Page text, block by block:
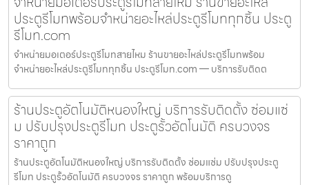
ประตูรีโมทพร้อมจำหน่ายอะไหล่ประตูรีโมททุกชิ้น ประตู
รีโมท.com
จำหน่ายมอเตอร์ประตูรีโมทสายไหม ร้านขายอะไหล่ประตูรีโมทพร้อม
จำหน่ายอะไหล่ประตูรีโมททุกชิ้น ประตูรีโมท.com — บริการรับติดต
ร้านประตูอัตโนมัติหนองใหญ่ บริการรับติดตั้ง ซ่อมแซ่
ม ปรับปรุงประตูรีโมท ประตูรั้วอัตโนมัติ ครบวงจร
ราคาถูก
ร้านประตูอัตโนมัติหนองใหญ่ บริการรับติดตั้ง ซ่อมแซ่ม ปรับปรุงประตู
รีโมท ประตูรั้วอัตโนมัติ ครบวงจร ราคาถูก พร้อมบริการดู